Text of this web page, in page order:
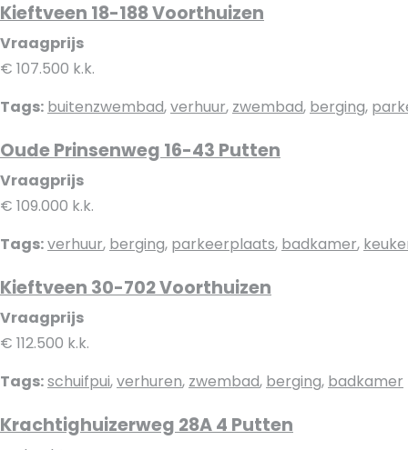
Kieftveen 18-188 Voorthuizen
Vraagprijs
€ 107.500 k.k.
Tags: buitenzwembad,verhuur, zwembad, berging,
Oude Prinsenweg 16-43 Putten
Vraagprijs
€ 109.000 k.k.
Tags:verhuur, berging, parkeerplaats, badkamer,
Kieftveen 30-702 Voorthuizen
Vraagprijs
€ 112.500 k.k.
Tags:schuifpui,verhuren, zwembad, berging, badkamer
Krachtighuizerweg 28A 4 Putten